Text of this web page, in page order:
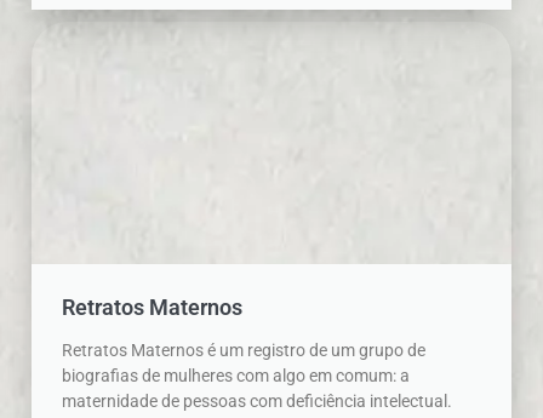
Retratos Maternos
Retratos Maternos é um registro de um grupo de
biografias de mulheres com algo em comum: a
maternidade de pessoas com deficiência intelectual.